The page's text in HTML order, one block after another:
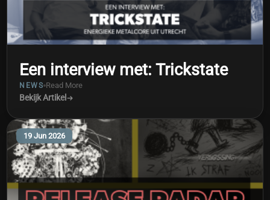
Een interview met: Trickstate
NEWS Read More
Bekijk Artikel
19 Jun 2026